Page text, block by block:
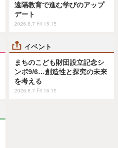
遠隔教育で進む学びのアップ
デート
2026.8.7 Fri 15:15
イベント
まちのこども財団設立記念シ
ンポ9/6…創造性と探究の未来
を考える
2026.8.7 Fri 16:15